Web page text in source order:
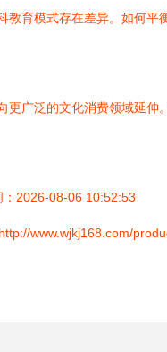
育模式存在差异。如何
广泛的文化消费领域延
：2026-08-06 10:52:53
www.wjkj168.com/